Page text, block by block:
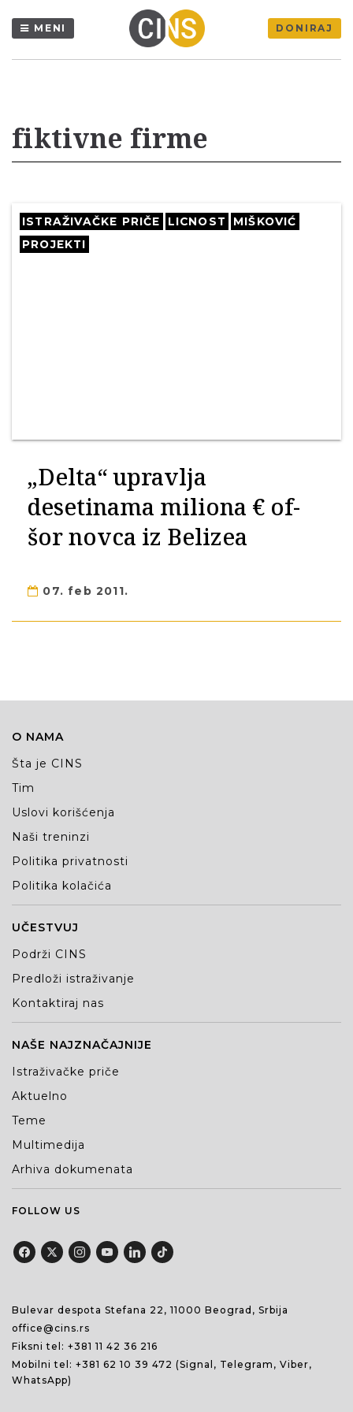
MENI DONIRAJ
fiktivne firme
ISTRAŽIVAČKE PRIČE LICNOST
MIŠKOVIĆ
PROJEKTI
„Delta“ upravlja
desetinama miliona € of-
šor novca iz Belizea
07. feb 2011.
O NAMA
Šta je CINS
Tim
Uslovi korišćenja
Naši treninzi
Politika privatnosti
Politika kolačića
UČESTVUJ
Podrži CINS
Predloži istraživanje
Kontaktiraj nas
NAŠE NAJZNAČAJNIJE
Istraživačke priče
Aktuelno
Teme
Multimedija
Arhiva dokumenata
FOLLOW US
Bulevar despota Stefana 22, 11000 Beograd, Srbija
office@cins.rs
Fiksni tel: +381 11 42 36 216
Mobilni tel: +381 62 10 39 472 (Signal, Telegram, Viber,
WhatsApp)